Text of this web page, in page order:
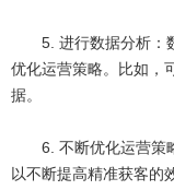
5. 进行数据分析：数
优化运营策略。比如，
据。
6. 不断优化运营策略
以不断提高精准获客的